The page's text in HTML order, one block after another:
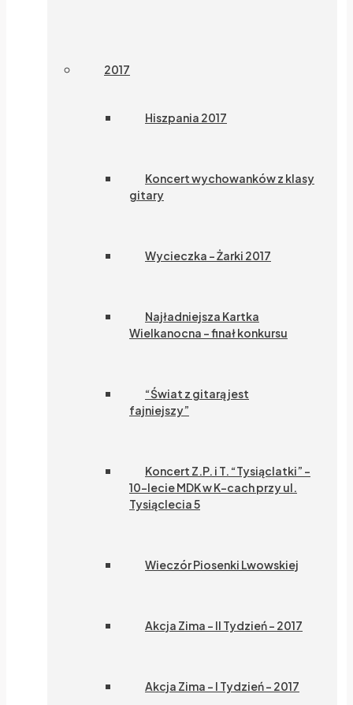
2017
Hiszpania 2017
Koncert wychowanków z klasy
gitary
Wycieczka – Żarki 2017
Najładniejsza Kartka
Wielkanocna – finał konkursu
“Świat z gitarą jest
fajniejszy”
Koncert Z.P. i T. “Tysiąclatki” –
10-lecie MDK w K-cach przy ul.
Tysiąclecia 5
Wieczór Piosenki Lwowskiej
Akcja Zima – II Tydzień – 2017
Akcja Zima – I Tydzień – 2017